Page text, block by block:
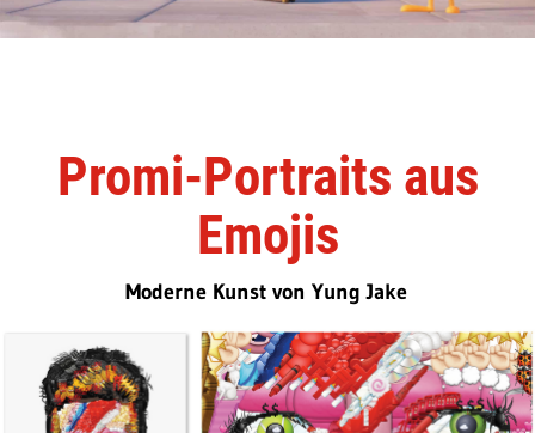
Promi-Portraits aus
Emojis
Moderne Kunst von Yung Jake